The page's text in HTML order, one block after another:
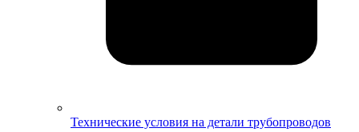
Технические условия на детали трубопроводов